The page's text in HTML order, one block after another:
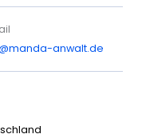
anwalt.de